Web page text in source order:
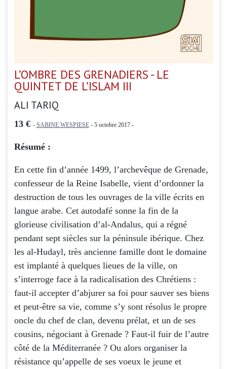
L’OMBRE DES GRENADIERS - LE
QUINTET DE L’ISLAM III
ALI TARIQ
13 € - SABINE WESPIESE- 5 octobre 2017 -
Résumé :
En cette fin d’année 1499, l’archevêque de Grenade,
confesseur de la Reine Isabelle, vient d’ordonner la
destruction de tous les ouvrages de la ville écrits en
langue arabe. Cet autodafé sonne la fin de la
glorieuse civilisation d’al-Andalus, qui a régné
pendant sept siècles sur la péninsule ibérique. Chez
les al-Hudayl, très ancienne famille dont le domaine
est implanté à quelques lieues de la ville, on
s’interroge face à la radicalisation des Chrétiens :
faut-il accepter d’abjurer sa foi pour sauver ses biens
et peut-être sa vie, comme s’y sont résolus le propre
oncle du chef de clan, devenu prélat, et un de ses
cousins, négociant à Grenade ? Faut-il fuir de l’autre
côté de la Méditerranée ? Ou alors organiser la
résistance qu’appelle de ses voeux le jeune et